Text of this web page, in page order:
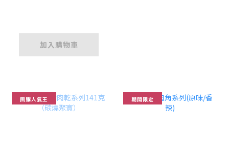
加入購物車
團購人氣王 期間限定